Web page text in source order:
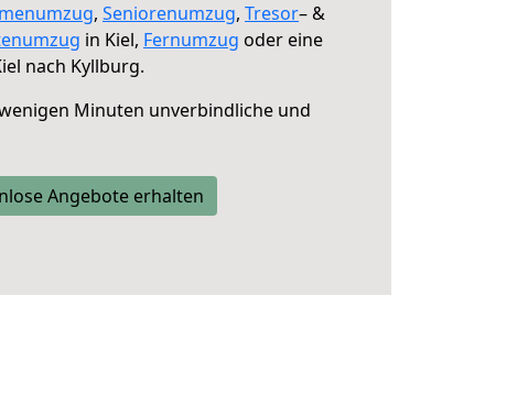
, Seniorenumzug, Tresor– &
in Kiel, Fernumzug oder eine
nach Kyllburg.
Minuten unverbindliche und
Angebote erhalten